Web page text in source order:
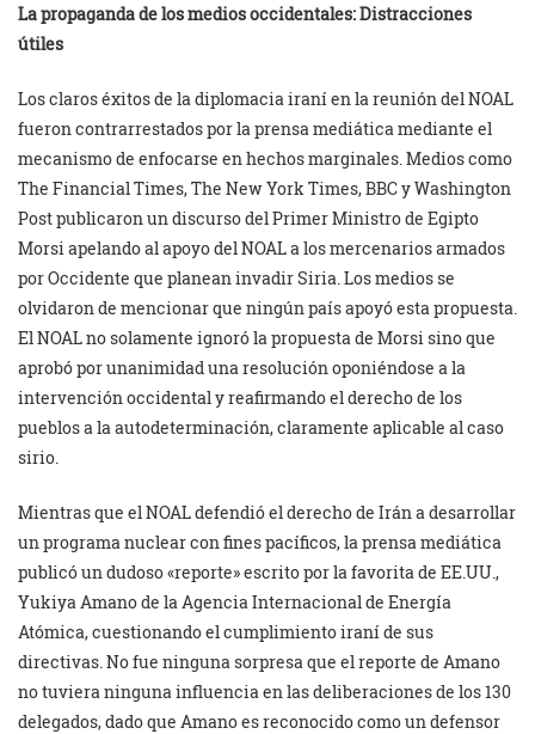
La propaganda de los medios occidentales: Distracciones
útiles
Los claros éxitos de la diplomacia iraní en la reunión del NOAL
fueron contrarrestados por la prensa mediática mediante el
mecanismo de enfocarse en hechos marginales. Medios como
The Financial Times, The New York Times, BBC y Washington
Post publicaron un discurso del Primer Ministro de Egipto
Morsi apelando al apoyo del NOAL a los mercenarios armados
por Occidente que planean invadir Siria. Los medios se
olvidaron de mencionar que ningún país apoyó esta propuesta.
El NOAL no solamente ignoró la propuesta de Morsi sino que
aprobó por unanimidad una resolución oponiéndose a la
intervención occidental y reafirmando el derecho de los
pueblos a la autodeterminación, claramente aplicable al caso
sirio.
Mientras que el NOAL defendió el derecho de Irán a desarrollar
un programa nuclear con fines pacíficos, la prensa mediática
publicó un dudoso «reporte» escrito por la favorita de EE.UU.,
Yukiya Amano de la Agencia Internacional de Energía
Atómica, cuestionando el cumplimiento iraní de sus
directivas. No fue ninguna sorpresa que el reporte de Amano
no tuviera ninguna influencia en las deliberaciones de los 130
delegados, dado que Amano es reconocido como un defensor